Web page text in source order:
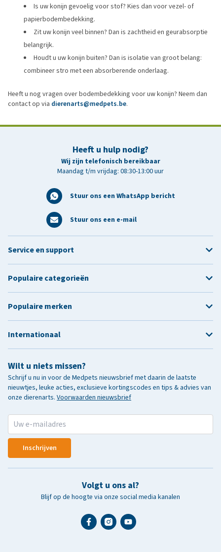
Is uw konijn gevoelig voor stof? Kies dan voor vezel- of
papierbodembedekking.
Zit uw konijn veel binnen? Dan is zachtheid en geurabsorptie
belangrijk.
Houdt u uw konijn buiten? Dan is isolatie van groot belang:
combineer stro met een absorberende onderlaag.
Heeft u nog vragen over bodembedekking voor uw konijn? Neem dan
contact op via dierenarts@medpets.be.
Heeft u hulp nodig?
Wij zijn telefonisch bereikbaar
Maandag t/m vrijdag: 08:30-13:00 uur
Stuur ons een WhatsApp bericht
Stuur ons een e-mail
Wilt u niets missen?
Schrijf u nu in voor de Medpets nieuwsbrief met daarin de laatste
nieuwtjes, leuke acties, exclusieve kortingscodes en tips & advies van
onze dierenarts. Voorwaarden nieuwsbrief
Inschrijven
Volgt u ons al?
Blijf op de hoogte via onze social media kanalen
Service en support
Populaire categorieën
Populaire merken
Internationaal